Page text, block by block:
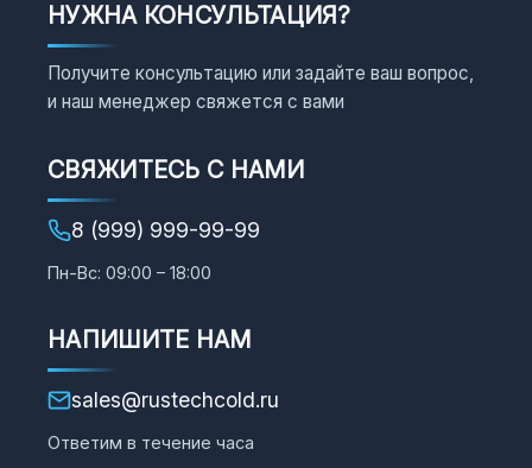
НУЖНА КОНСУЛЬТАЦИЯ?
Получите консультацию или задайте ваш вопрос,
и наш менеджер свяжется с вами
СВЯЖИТЕСЬ С НАМИ
8 (999) 999-99-99
Пн-Вс: 09:00 – 18:00
НАПИШИТЕ НАМ
sales@rustechcold.ru
Ответим в течение часа